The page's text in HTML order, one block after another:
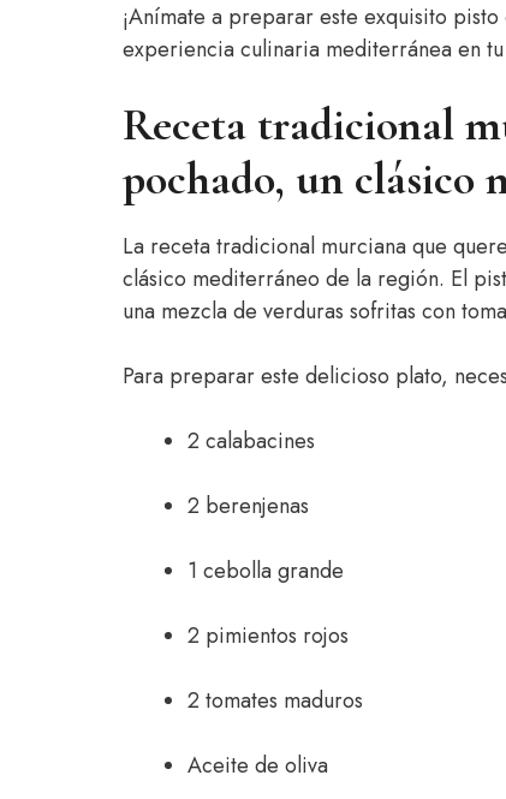
¡Anímate a preparar este exquisito
experiencia culinaria mediterránea en
Receta tradicional
pochado, un clásico
La receta tradicional murciana que
clásico mediterráneo de la región. El
una mezcla de verduras sofritas con
Para preparar este delicioso plato,
2 calabacines
2 berenjenas
1 cebolla grande
2 pimientos rojos
2 tomates maduros
Aceite de oliva